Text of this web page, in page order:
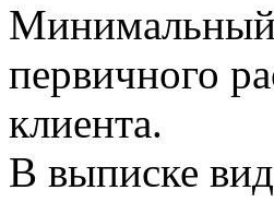
Минимальный
первичного
клиента.
В выписке